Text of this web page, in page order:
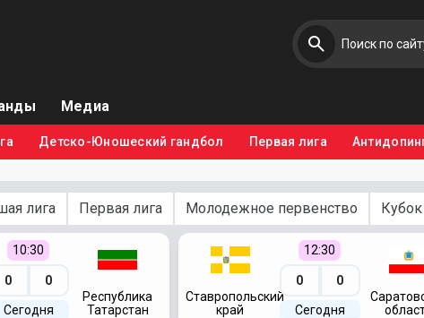
Медиа
Детско-Юношеский гандбол Первая лига
лига Первая лига Молодежное первенство
10:30
0 0
Сегодня
Республика
Татарстан
Ставропольский
край
12:30
0 0
Сегодня